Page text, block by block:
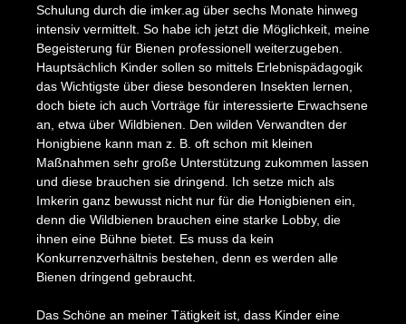
Schulung durch die imker.ag über sechs Monate hinweg
intensiv vermittelt. So habe ich jetzt die Möglichkeit, meine
Begeisterung für Bienen professionell weiterzugeben.
Hauptsächlich Kinder sollen so mittels Erlebnispädagogik
das Wichtigste über diese besonderen Insekten lernen,
doch biete ich auch Vorträge für interessierte Erwachsene
an, etwa über Wildbienen. Den wilden Verwandten der
Honigbiene kann man z. B. oft schon mit kleinen
Maßnahmen sehr große Unterstützung zukommen lassen
und diese brauchen sie dringend. Ich setze mich als
Imkerin ganz bewusst nicht nur für die Honigbienen ein,
denn die Wildbienen brauchen eine starke Lobby, die
ihnen eine Bühne bietet. Es muss da kein
Konkurrenzverhältnis bestehen, denn es werden alle
Bienen dringend gebraucht.
Das Schöne an meiner Tätigkeit ist, dass Kinder eine